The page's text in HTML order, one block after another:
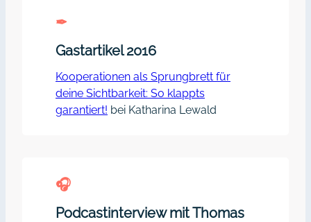
✒︎
Gastartikel 2016
Kooperationen als Sprungbrett für
deine Sichtbarkeit: So klappts
garantiert! bei Katharina Lewald
🎧︎
Podcastinterview mit Thomas